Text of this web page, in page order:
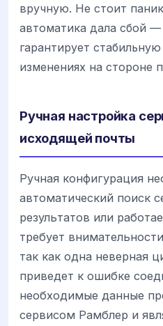
вручную. Не стоит
автоматика дала сбой —
гарантирует
изменениях на стороне
Ручная настройка
исходящей почты
Ручная конфигурация
автоматический поиск
результатов или
требует
так как одна неверная
приведет к ошибке
необходимые данные
сервисом Рамблер и